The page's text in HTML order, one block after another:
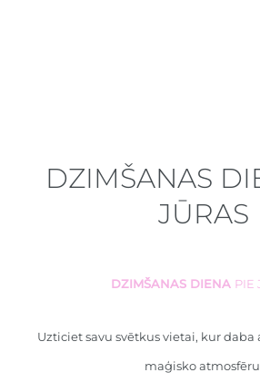
DZIMŠANAS
JŪRAS
DZIMŠANAS DIENA PIE
Uzticiet savu svētkus vietai, kur daba
maģisko